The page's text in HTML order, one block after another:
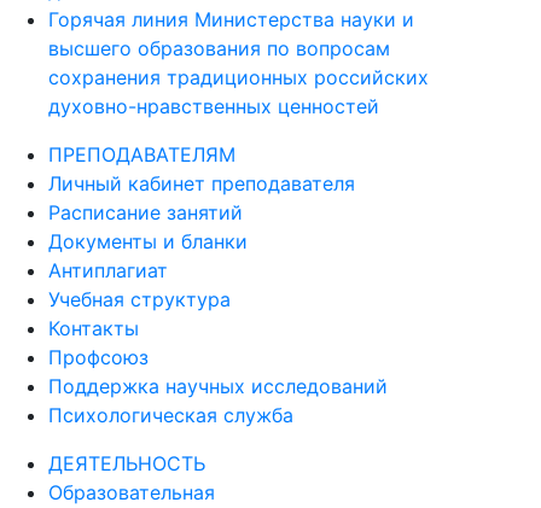
Горячая линия Министерства науки и
высшего образования по вопросам
сохранения традиционных российских
духовно-нравственных ценностей
ПРЕПОДАВАТЕЛЯМ
Личный кабинет преподавателя
Расписание занятий
Документы и бланки
Антиплагиат
Учебная структура
Контакты
Профсоюз
Поддержка научных исследований
Психологическая служба
ДЕЯТЕЛЬНОСТЬ
Образовательная